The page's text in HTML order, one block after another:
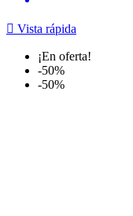
 Vista rápida
¡En oferta!
-50%
-50%